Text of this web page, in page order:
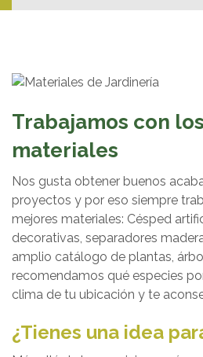
Trabajamos con
materiales
Nos gusta obtener buenos
proyectos y por eso siempre
mejores materiales: Césped
decorativas, separadores
amplio catálogo de plantas,
recomendamos qué especies
clima de tu ubicación y te
¿Tienes una idea